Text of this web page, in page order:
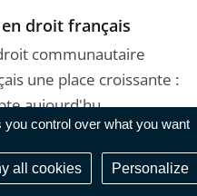
control over what you want
all cookies Personalize
droit français
communautaire
une place croissante :
aujourd'hu ...